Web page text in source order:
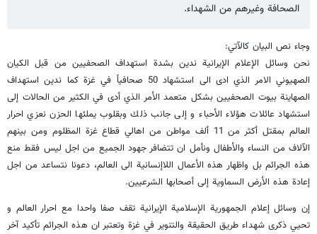
الصحافة وغيرهم من الشهداء.
وجاء نص البيان كالآتي:
نحن وسائل الإعلام الإيرانية ندين بشدة استهداف الصحفيين من قبل الكيان
الصهيوني الامر الذي ادى الى استشهاد 50 صحافياً في غزة كما ندين استهداف
الصهاينة بيوت الصحفيين بشكل متعمد الأمر الذي أدى في الكثير من الحالات إلى
استشهاد عائلات هؤلاء الأحباء و إلى جانب ذلك وبقلوب يملئها الحزن نعزي احرار
العالم بمقتل أكثر من 11 ألف مواطن من اهالي قطاع غزة المظلوم ومن بينهم
الآلاف من النساء والأطفال ونأمل ان تتضافر جهود الجميع من اجل ليس فقط منع
هذه الجرائم بل واظهار هذه الأعمال اللاإنسانية الى العالم، دعونا نتساعد من اجل
إعادة هذه الأرض السماوية إلى أصحابها الشرعيين.
إن وسائل إعلام الجمهورية الإسلامية الإيرانية تقف صفا واحدا مع احرار العالم و
تحيي ذكرى شهداء طريق الحقیقة والتنوير في غزة وتعتبر ان هذه الجرائم تأكيد آخر